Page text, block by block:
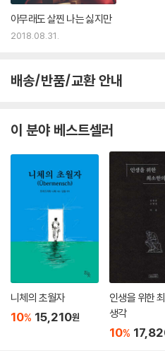
차이를 비정상으로 간주하는 ‘혐오’가
부당함에 반대하는 ‘분노’의 감정이 판
마사 너스바움은 감정을 배제한 법은
고 말한다. 그래서 각각의 감정이 담고
체적 반응이나 정서적 감각에 그치는
져 있으며, 중요한 대상에 대한 평가
탕으로 혐오와 수치심을 분석함으로
존중하는 자유주의 사회에서 혐오와
당해서는 안 된다는 주장을 전개한다.
간임을 숨기고 부정하려는 인지적 판
에서 취약한 위치를 지닌 집단을 배척
유에서다.”
예를 들어, 흉악 범죄에 대한 엄벌주
감정의 하나는 범죄자에 대한 혐오다.
범죄자를 ‘인간쓰레기’나 ‘더러운 벌
자신이 지닌 인간적 약함을 숨기기 위
것이다. 그러나 너스바움은 범죄자의
아무래도 살찐 나는 싫지만
2018.08.31.
배송/반품/교환 안내
이 분야 베스트셀러
니체의 초월자
10% 15,210원
인생을 위한
생각
10%